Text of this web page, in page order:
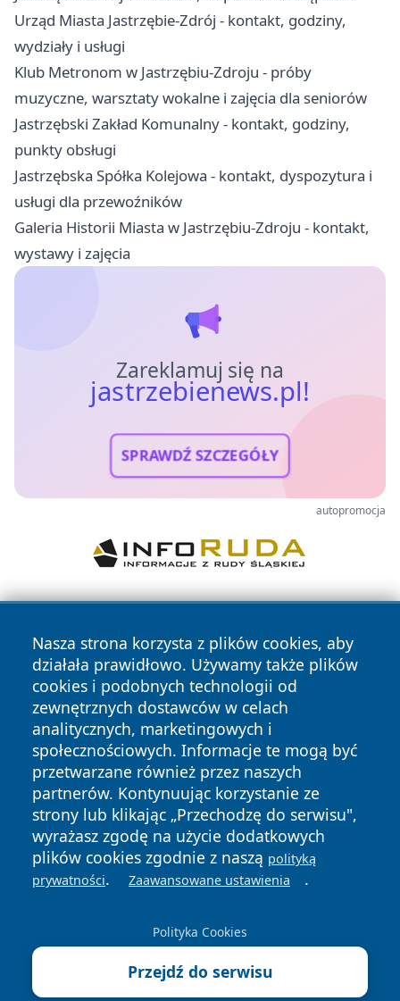
Urząd Miasta Jastrzębie-Zdrój - kontakt, godziny,
wydziały i usługi
Klub Metronom w Jastrzębiu-Zdroju - próby
muzyczne, warsztaty wokalne i zajęcia dla seniorów
Jastrzębski Zakład Komunalny - kontakt, godziny,
punkty obsługi
Jastrzębska Spółka Kolejowa - kontakt, dyspozytura i
usługi dla przewoźników
Galeria Historii Miasta w Jastrzębiu-Zdroju - kontakt,
wystawy i zajęcia
Zareklamuj się na
jastrzebienews.pl!
SPRAWDŹ SZCZEGÓŁY
autopromocja
Nasza strona korzysta z plików cookies, aby
działała prawidłowo. Używamy także plików
cookies i podobnych technologii od
zewnętrznych dostawców w celach
analitycznych, marketingowych i
społecznościowych. Informacje te mogą być
przetwarzane również przez naszych
partnerów. Kontynuując korzystanie ze
strony lub klikając „Przechodzę do serwisu",
wyrażasz zgodę na użycie dodatkowych
plików cookies zgodnie z naszą polityką
prywatności. Zaawansowane ustawienia .
Polityka Cookies
Przejdź do serwisu
Copyright © 2026 jastrzebienews.pl Wszystkie prawa
zastrzeżone.
News Autorzy
Polityka
Prywatności
Polityka
Cookies